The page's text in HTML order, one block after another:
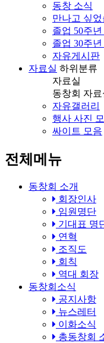
동창 소식
만나고 싶
졸업 50주년
졸업 30주년
자유게시판
자료실 하위분류
자료실
동창회 자
자유갤러리
행사 사진
싸이트 모음
전체메뉴
동창회 소개
회장인사
임원명단
기대표 명
연혁
조직도
회칙
역대 회장
동창회소식
공지사항
뉴스레터
이화소식
총동창회